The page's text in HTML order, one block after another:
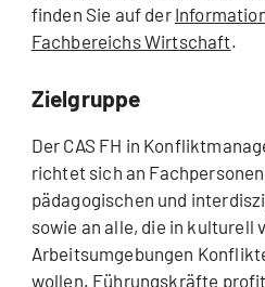
finden Sie auf der
Fachbereichs Wirtschaft.
Zielgruppe
Der CAS FH in
richtet sich an
pädagogischen und
sowie an alle, die in kulturell
Arbeitsumgebungen
wollen. Führungskräfte